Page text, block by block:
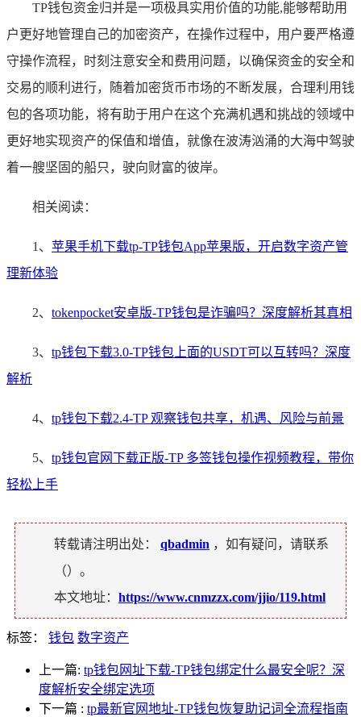
TP钱包资金归并是一项极具实用价值的功能,能够帮助用
户更好地管理自己的加密资产，在操作过程中，用户要严格遵
守操作流程，时刻注意安全和费用问题，以确保资金的安全和
交易的顺利进行，随着加密货币市场的不断发展，合理利用钱
包的各项功能，将有助于用户在这个充满机遇和挑战的领域中
更好地实现资产的保值和增值，就像在波涛汹涌的大海中驾驶
着一艘坚固的船只，驶向财富的彼岸。
相关阅读：
1、 苹果手机下载tp-TP钱包App苹果版，开启数字资产管
理新体验
2、 tokenpocket安卓版-TP钱包是诈骗吗？深度解析其真相
3、 tp钱包下载3.0-TP钱包上面的USDT可以互转吗？深度
解析
4、 tp钱包下载2.4-TP 观察钱包共享，机遇、风险与前景
5、 tp钱包官网下载正版-TP 多签钱包操作视频教程，带你
轻松上手
转载请注明出处： qbadmin ，如有疑问，请联系
（）。
本文地址： https://www.cnmzzx.com/jjio/119.html
标签： 钱包 数字资产
上一篇: tp钱包网址下载-TP钱包绑定什么最安全呢？深
度解析安全绑定选项
下一篇 : tp最新官网地址-TP钱包恢复助记词全流程指南